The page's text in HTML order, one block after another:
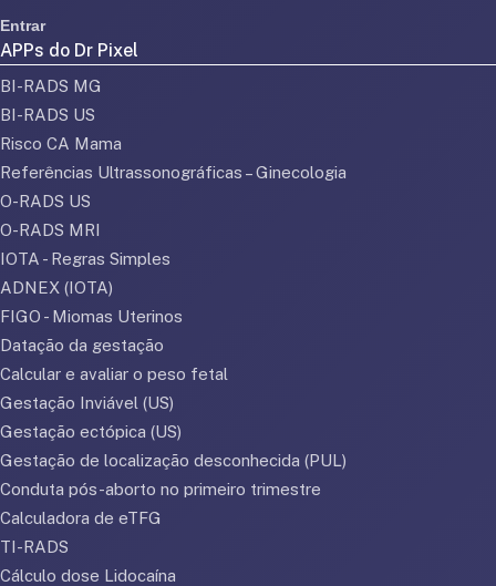
Entrar
APPs do Dr Pixel
BI-RADS MG
BI-RADS US
Risco CA Mama
Referências Ultrassonográficas – Ginecologia
O-RADS US
O-RADS MRI
IOTA - Regras Simples
ADNEX (IOTA)
FIGO - Miomas Uterinos
Datação da gestação
Calcular e avaliar o peso fetal
Gestação Inviável (US)
Gestação ectópica (US)
Gestação de localização desconhecida (PUL)
Conduta pós-aborto no primeiro trimestre
Calculadora de eTFG
TI-RADS
Cálculo dose Lidocaína